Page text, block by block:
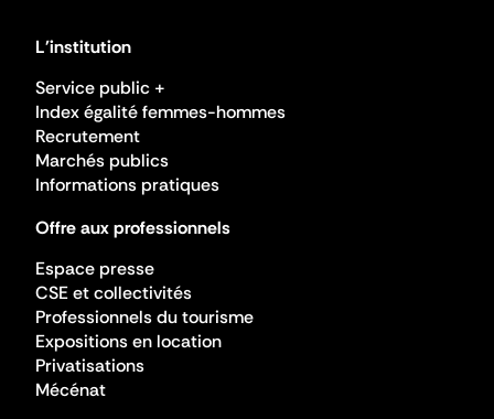
L'institution
Service public +
Index égalité femmes-hommes
Recrutement
Marchés publics
Informations pratiques
Offre aux professionnels
Espace presse
CSE et collectivités
Professionnels du tourisme
Expositions en location
Privatisations
Mécénat